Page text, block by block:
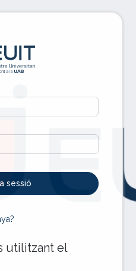
Inicia la
sessió
utilitzant el